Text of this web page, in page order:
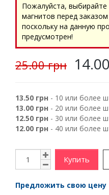
Пожалуйста,
магнитов перед
поскольку на данную
предусмотрен!
25.00 грн
13.50 грн - 10 или более
13.00 грн - 20 или более
12.50 грн - 30 или более
12.00 грн - 40 или более
Купить
Предложить свою цену